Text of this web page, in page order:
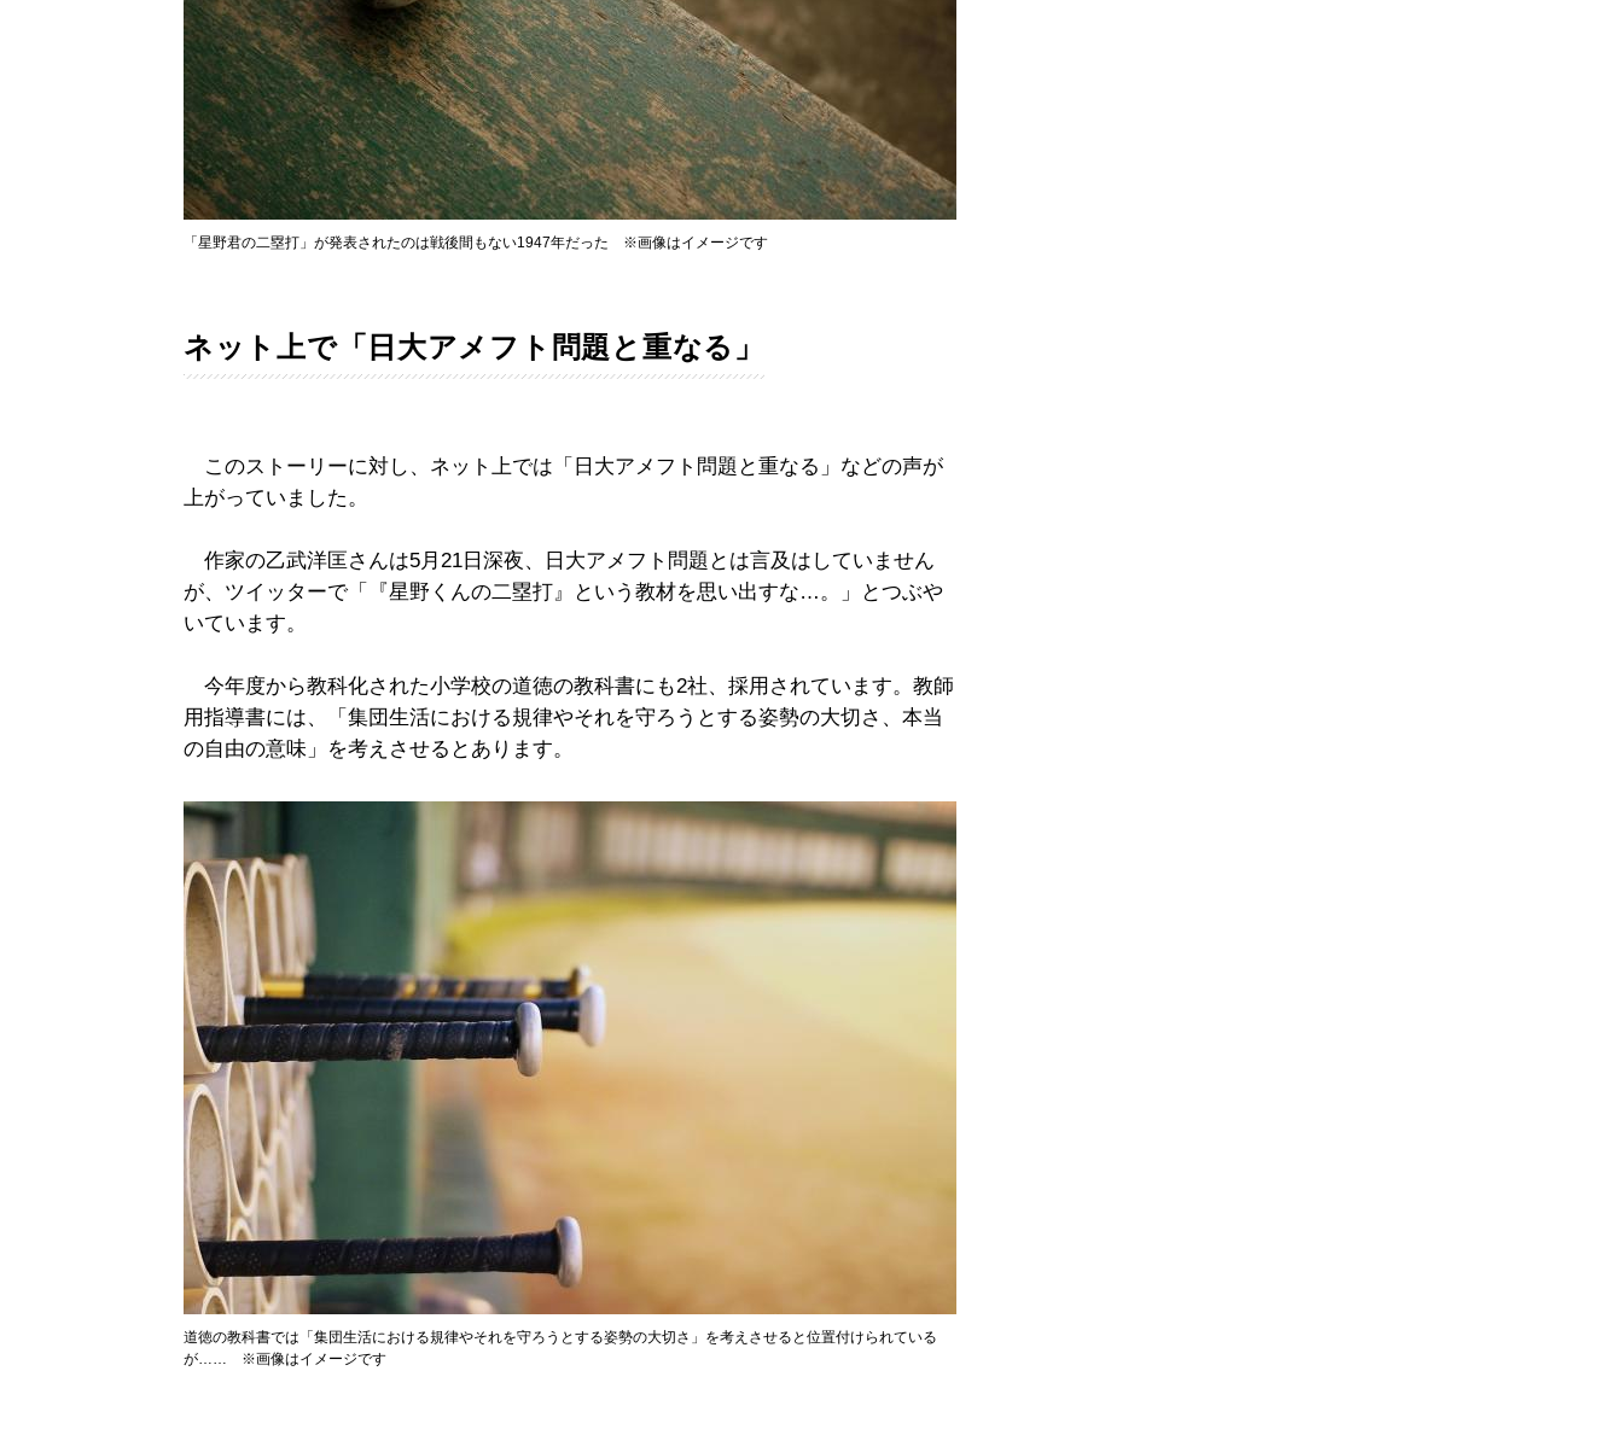
「星野君の二塁打」が発表されたのは戦後間もない1947年だった ※画像はイメージです
ネット上で「日大アメフト問題と重なる」
このストーリーに対し、ネット上では「日大アメフト問題と重なる」などの声が
上がっていました。
作家の乙武洋匡さんは5月21日深夜、日大アメフト問題とは言及はしていません
が、ツイッターで「『星野くんの二塁打』という教材を思い出すな…。」とつぶや
いています。
今年度から教科化された小学校の道徳の教科書にも2社、採用されています。教師
用指導書には、「集団生活における規律やそれを守ろうとする姿勢の大切さ、本当
の自由の意味」を考えさせるとあります。
道徳の教科書では「集団生活における規律やそれを守ろうとする姿勢の大切さ」を考えさせると位置付けられている
が…… ※画像はイメージです